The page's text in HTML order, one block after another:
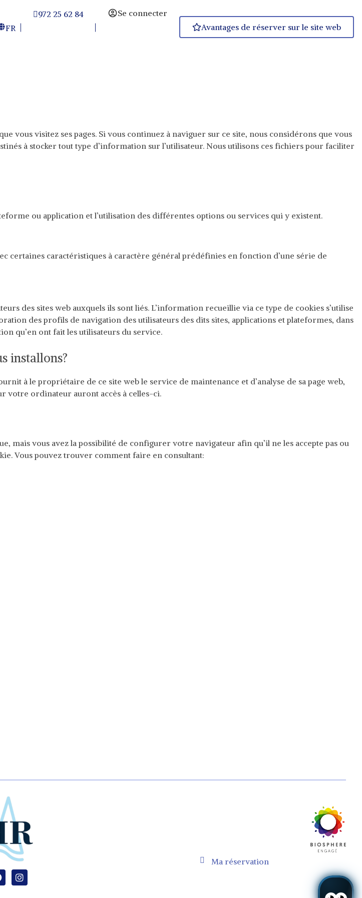
Avantages de réserver sur le site web
Se connecter
972 25 62 84
FR
vous visitez ses pages. Si vous continuez à naviguer sur ce site, nous considérons que vous
à stocker tout type d’information sur l’utilisateur. Nous utilisons ces fichiers pour faciliter
ou application et l’utilisation des différentes options ou services qui y existent.
certaines caractéristiques à caractère général prédéfinies en fonction d’une série de
des sites web auxquels ils sont liés. L’information recueillie via ce type de cookies s’utilise
des profils de navigation des utilisateurs des dits sites, applications et plateformes, dans
qu’en ont fait les utilisateurs du service.
installons?
à le propriétaire de ce site web le service de maintenance et d’analyse de sa page web,
votre ordinateur auront accès à celles-ci.
mais vous avez la possibilité de configurer votre navigateur afin qu’il ne les accepte pas ou
Vous pouvez trouver comment faire en consultant:
Ma réservation